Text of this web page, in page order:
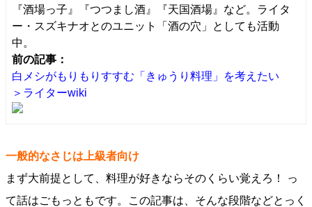
『酒場っ子』『つつまし酒』『天国酒場』など。ライタ
ー・スズキナオとのユニット「酒の穴」としても活動
中。
前の記事：
白メシがもりもりすすむ「きゅうり料理」を考えたい
＞ライターwiki
一般的なさじは上級者向け
まず大前提として、料理が好きならそのくらい覚えろ！ っ
て話はごもっともです。この記事は、そんな段階などとっく